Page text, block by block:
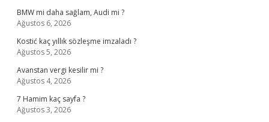
BMW mi daha sağlam, Audi mi ?
Ağustos 6, 2026
Kostić kaç yıllık sözleşme imzaladı ?
Ağustos 5, 2026
Avanstan vergi kesilir mi ?
Ağustos 4, 2026
7 Hamim kaç sayfa ?
Ağustos 3, 2026